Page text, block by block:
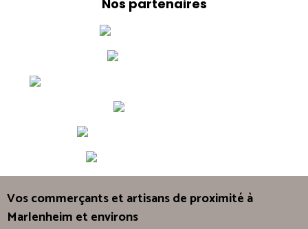
Nos partenaires
Vos commerçants et artisans de proximité à
Marlenheim et environs